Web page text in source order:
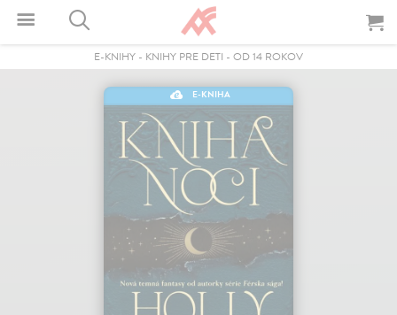
E-KNIHY - KNIHY PRE DETI - OD 14 ROKOV
E-KNIHA